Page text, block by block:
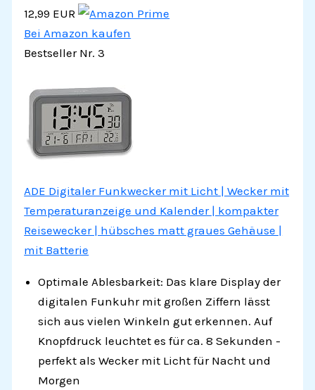
12,99 EUR
Bei Amazon kaufen
Bestseller Nr. 3
ADE Digitaler Funkwecker mit Licht | Wecker mit
Temperaturanzeige und Kalender | kompakter
Reisewecker | hübsches matt graues Gehäuse |
mit Batterie
Optimale Ablesbarkeit: Das klare Display der
digitalen Funkuhr mit großen Ziffern lässt
sich aus vielen Winkeln gut erkennen. Auf
Knopfdruck leuchtet es für ca. 8 Sekunden -
perfekt als Wecker mit Licht für Nacht und
Morgen